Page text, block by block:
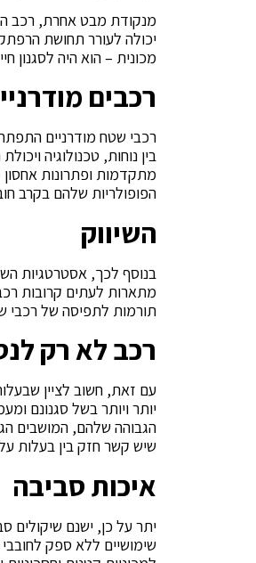
מנקודת מבט אחרת, רכב
יכולה לעורר תחושת
מכונית – הוא היה
רכבים
רכבי שטח מודרניים
בין נוחות, טכנולוגיה
מתקדמות ופתרונות
הפופולריות שלהם בקרב
השיווק
בנוסף לכך, אסטרטגיות
מתארות לעתים קרובות
תורמות לתפיסה של רכבי
רכב לא רק
עם זאת, חשוב לציין
יותר ויותר בשל סגנונם
הגבוהה שלהם, המושבים
שיש קשר חזק בין בעלות על
איכות סביבה
יתר על כן, ישנם
שימושיים ללא ספק